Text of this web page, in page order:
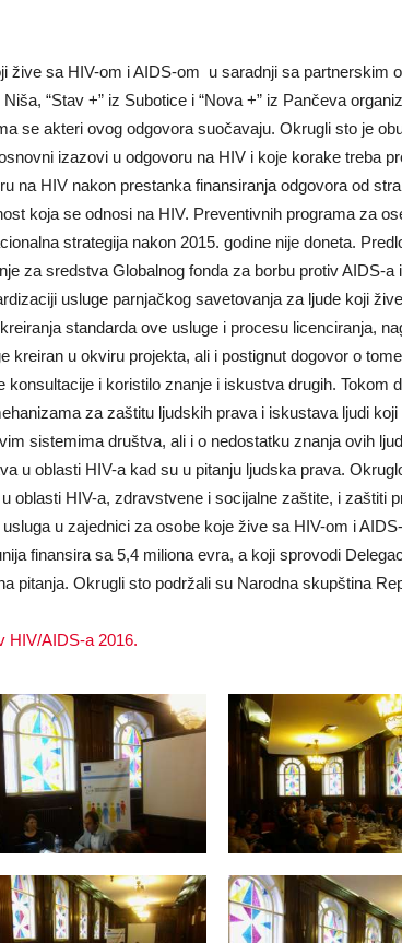
sa HIV-om i AIDS-om u saradnji sa partnerskim
“Stav +” iz Subotice i “Nova +” iz Pančeva
se akteri ovog odgovora suočavaju. Okrugli sto je
izazovi u odgovoru na HIV i koje korake treba
na HIV nakon prestanka finansiranja odgovora od
koja se odnosi na HIV. Preventivnih programa za
strategija nakon 2015. godine nije doneta.
za sredstva Globalnog fonda za borbu protiv AIDS-
usluge parnjačkog savetovanja za ljude koji
standarda ove usluge i procesu licenciranja,
kreiran u okviru projekta, ali i postignut dogovor o
i koristilo znanje i iskustva drugih.
za zaštitu ljudskih prava i iskustava ljudi
sistemima društva, ali i o nedostatku znanja ovih
u oblasti HIV-a kad su u pitanju ljudska prava.
oblasti HIV-a, zdravstvene i socijalne zaštite, i zaštiti
u zajednici za osobe koje žive sa HIV-om i
finansira sa 5,4 miliona evra, a koji sprovodi
pitanja. Okrugli sto podržali su Narodna skupština
HIV/AIDS-a 2016.